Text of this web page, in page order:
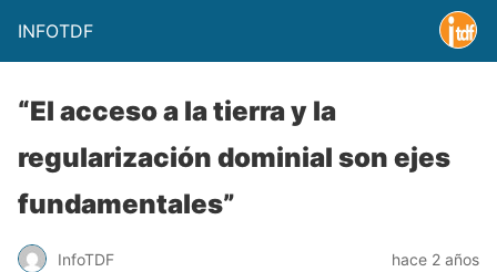
INFOTDF
“El acceso a la tierra y la
regularización dominial son ejes
fundamentales”
InfoTDF hace 2 años